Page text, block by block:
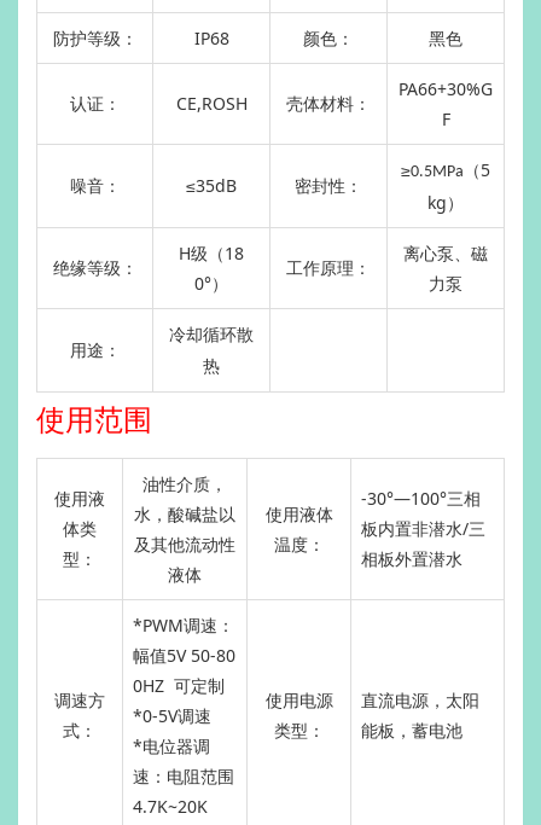
防护等级： IP68 颜色： 黑色
认证： CE,ROSH 壳体材料：
PA66+30%G
F
噪音： ≤35dB 密封性：
≥0.5MPa
（5
kg）
绝缘等级：
H级（18
0°）
工作原理：
离心泵、磁
力泵
用途：
冷却循环散
热
使用范围
使用液
体类
型：
油性介质，
水，酸碱盐以
及其他流动性
液体
使用液体
温度：
-30°—100°三相
板内置非潜水/三
相板外置潜水
调速方
式：
*PWM调速：
幅值5V 50-80
0HZ 可定制
*0-5V调速
*电位器调
速：电阻范围
4.7K~20K
使用电源
类型：
直流电源，太阳
能板，蓄电池